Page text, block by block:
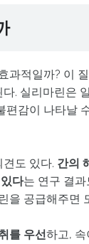
과적일까? 이
다. 실리마린은
감이 나타날
도 있다. 간의
다는 연구 결
을 공급해주면
를 우선하고, 속